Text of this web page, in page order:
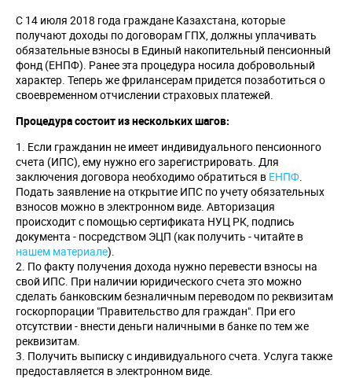
С 14 июля 2018 года граждане Казахстана, которые
получают доходы по договорам ГПХ, должны уплачивать
обязательные взносы в Единый накопительный пенсионный
фонд (ЕНПФ). Ранее эта процедура носила добровольный
характер. Теперь же фрилансерам придется позаботиться о
своевременном отчислении страховых платежей.
Процедура состоит из нескольких шагов:
Если гражданин не имеет индивидуального пенсионного
счета (ИПС), ему нужно его зарегистрировать. Для
заключения договора необходимо обратиться в ЕНПФ.
Подать заявление на открытие ИПС по учету обязательных
взносов можно в электронном виде. Авторизация
происходит с помощью сертификата НУЦ РК, подпись
документа - посредством ЭЦП (как получить - читайте в
нашем материале).
По факту получения дохода нужно перевести взносы на
свой ИПС. При наличии юридического счета это можно
сделать банковским безналичным переводом по реквизитам
госкорпорации "Правительство для граждан". При его
отсутствии - внести деньги наличными в банке по тем же
реквизитам.
Получить выписку с индивидуального счета. Услуга также
предоставляется в электронном виде.